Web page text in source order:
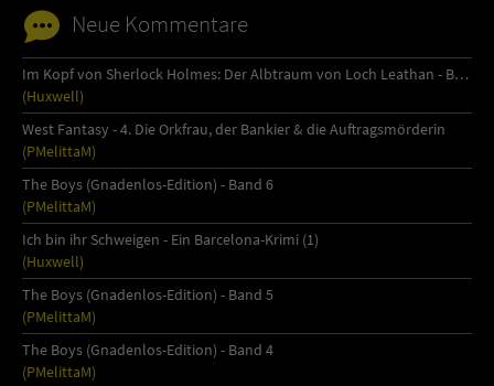
Neue Kommentare
Im Kopf von Sherlock Holmes: Der Albtraum von Loch Leathan - Buch 1
(Huxwell)
West Fantasy - 4. Die Orkfrau, der Bankier & die Auftragsmörderin
(PMelittaM)
The Boys (Gnadenlos-Edition) - Band 6
(PMelittaM)
Ich bin ihr Schweigen - Ein Barcelona-Krimi (1)
(Huxwell)
The Boys (Gnadenlos-Edition) - Band 5
(PMelittaM)
The Boys (Gnadenlos-Edition) - Band 4
(PMelittaM)